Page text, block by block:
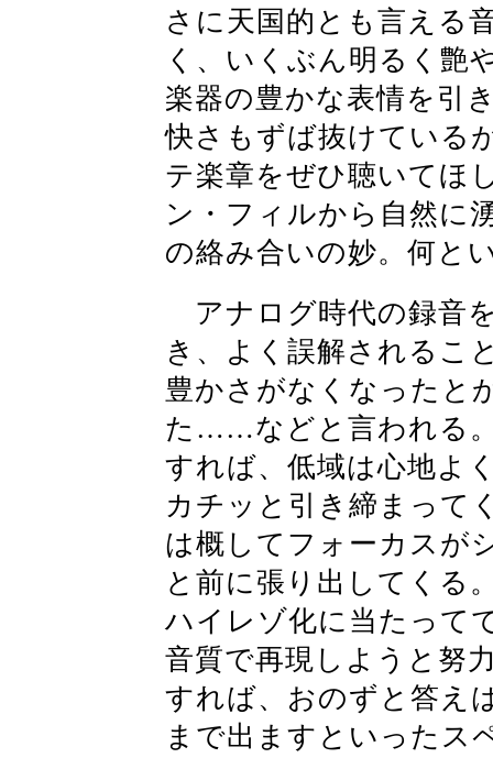
さに天国的とも言える
く、いくぶん明るく艶
楽器の豊かな表情を引
快さもずば抜けている
テ楽章をぜひ聴いてほ
ン・フィルから自然に
の絡み合いの妙。何と
アナログ時代の録音
き、よく誤解されるこ
豊かさがなくなったと
た……などと言われる
すれば、低域は心地よ
カチッと引き締まって
は概してフォーカスが
と前に張り出してくる
ハイレゾ化に当たって
音質で再現しようと努
すれば、おのずと答え
まで出ますといったス